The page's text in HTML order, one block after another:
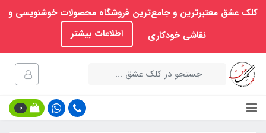
کلک عشق معتبرترین و جامع‌ترین فروشگاه محصولات خوشنویسی و
نقاشی خودکاری
اطلاعات بیشتر
0